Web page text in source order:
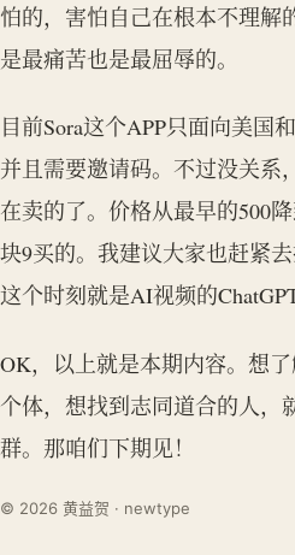
怕的，害怕自己在根本不理解
是最痛苦也是最屈辱的。
目前Sora这个APP只面向美国
并且需要邀请码。不过没关系
在卖的了。价格从最早的500
块9买的。我建议大家也赶紧
这个时刻就是AI视频的
OK，以上就是本期内容。想
个体，想找到志同道合的人，
群。那咱们下期见！
© 2026 黄益贺 · newtype